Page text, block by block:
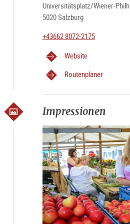
Universitätsplatz/Wiener-
5020 Salzburg
+43662 8072-2175
Website
Routenplaner
Impressionen